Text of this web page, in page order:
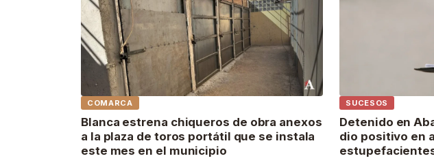
COMARCA
Blanca estrena chiqueros de obra anexos
a la plaza de toros portátil que se instala
este mes en el municipio
SUCESOS
Detenido en
dio positivo en